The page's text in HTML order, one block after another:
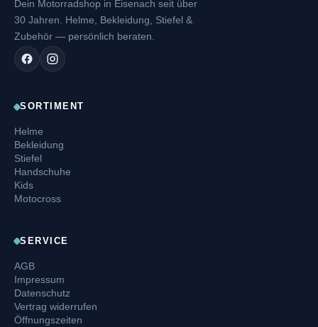
Dein Motorradshop in Eisenach seit über
30 Jahren. Helme, Bekleidung, Stiefel &
Zubehör — persönlich beraten.
SORTIMENT
Helme
Bekleidung
Stiefel
Handschuhe
Kids
Motocross
SERVICE
AGB
Impressum
Datenschutz
Vertrag widerrufen
Öffnungszeiten